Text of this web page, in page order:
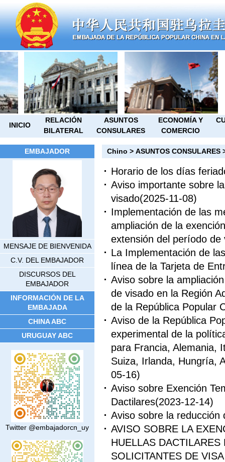
INICIO
RELACIÓN
BILATERAL
ASUNTOS
CONSULARES
ECONOMÍA Y
COMERCIO
EMBAJADOR
MENSAJE DE BIENVENIDA
C.V. DEL EMBAJADOR
DISCURSOS DEL
EMBAJADOR
INFORMACIÓN DE LA
EMBAJADA
CHINA ABC
URUGUAY ABC
Twitter @embajadorcn_uy
Chino > ASUNTOS CONSULARES
Horario de los días
Aviso importante sobre
visado(2025-11-08)
Implementación de las
ampliación de la
extensión del período de
La Implementación de
línea de la Tarjeta de
Aviso sobre la
de visado en la Región
de la República Popular
Aviso de la República
experimental de la
para Francia, Alemania,
Suiza, Irlanda, Hungría,
05-16)
Aviso sobre Exención
Dactilares(2023-12-14)
Aviso sobre la reducción
AVISO SOBRE LA
HUELLAS DACTILARES
SOLICITANTES DE